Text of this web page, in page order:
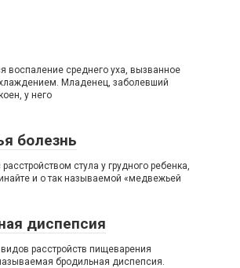
воспаление среднего уха, вызванное
Младенец, заболевший
у него
болезнь
стула у грудного ребенка,
и о так называемой «медвежьей
диспепсия
расстройств пищеварения
бродильная диспепсия.